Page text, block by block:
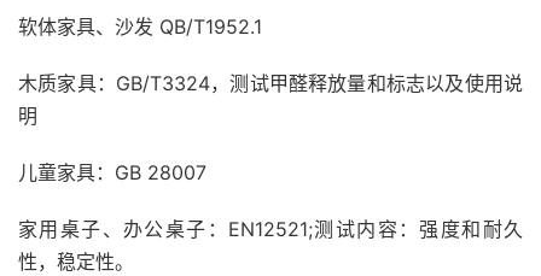
软体家具、沙发 QB/T1952.1
木质家具：GB/T3324，测试甲醛释放量和标志以及使用说
明
儿童家具：GB 28007
家用桌子、办公桌子：EN12521;测试内容：强度和耐久
性，稳定性。